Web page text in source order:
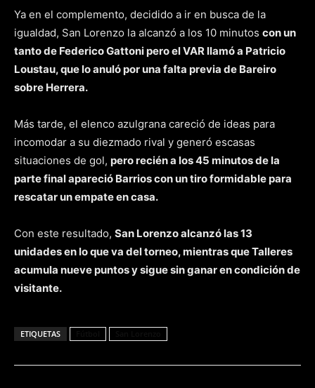
Ya en el complemento, decidido a ir en busca de la
igualdad, San Lorenzo la alcanzó a los 10 minutos con un
tanto de Federico Gattoni pero el VAR llamó a Patricio
Loustau, que lo anuló por una falta previa de Bareiro
sobre Herrera.
Más tarde, el elenco azulgrana careció de ideas para
incomodar a su diezmado rival y generó escasas
situaciones de gol, pero recién a los 45 minutos de la
parte final apareció Barrios con un tiro formidable para
rescatar un empate en casa.
Con este resultado, San Lorenzo alcanzó las 13
unidades en lo que va del torneo, mientras que Talleres
acumula nueve puntos y sigue sin ganar en condición de
visitante.
ETIQUETAS